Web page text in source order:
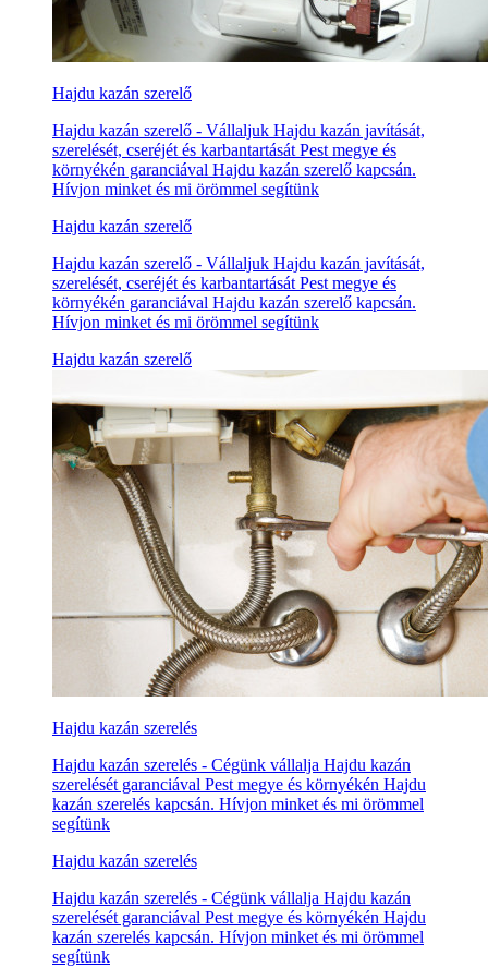
Hajdu kazán szerelő
Hajdu kazán szerelő - Vállaljuk Hajdu kazán javítását,
szerelését, cseréjét és karbantartását Pest megye és
környékén garanciával Hajdu kazán szerelő kapcsán.
Hívjon minket és mi örömmel segítünk
Hajdu kazán szerelő
Hajdu kazán szerelő - Vállaljuk Hajdu kazán javítását,
szerelését, cseréjét és karbantartását Pest megye és
környékén garanciával Hajdu kazán szerelő kapcsán.
Hívjon minket és mi örömmel segítünk
Hajdu kazán szerelő
Hajdu kazán szerelés
Hajdu kazán szerelés - Cégünk vállalja Hajdu kazán
szerelését garanciával Pest megye és környékén Hajdu
kazán szerelés kapcsán. Hívjon minket és mi örömmel
segítünk
Hajdu kazán szerelés
Hajdu kazán szerelés - Cégünk vállalja Hajdu kazán
szerelését garanciával Pest megye és környékén Hajdu
kazán szerelés kapcsán. Hívjon minket és mi örömmel
segítünk